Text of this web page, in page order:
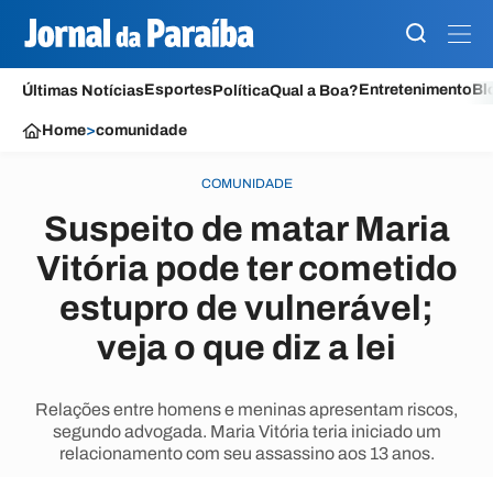
Últimas NotíciasEsportesPolíticaQual a Boa?Entretenimento
Home>comunidade
COMUNIDADE
Suspeito de matar Maria
Vitória pode ter cometido
estupro de vulnerável;
veja o que diz a lei
Relações entre homens e meninas apresentam riscos,
segundo advogada. Maria Vitória teria iniciado um
relacionamento com seu assassino aos 13 anos.